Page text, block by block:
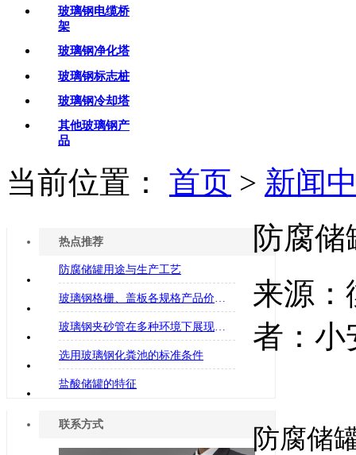
玻璃钢电缆桥
架
玻璃钢净化塔
玻璃钢标志桩
玻璃钢冷却塔
其他玻璃钢产
品
当前位置： 首页 > 新闻
热点推荐
防腐储罐用途与生产工艺
玻璃钢格栅、盖板各规格产品价格表
玻璃钢夹砂管在多种环境下展现出的优点
选用玻璃钢化粪池的标准条件
盐酸储罐的特征
联系方式
防腐
来源
者：
防腐储